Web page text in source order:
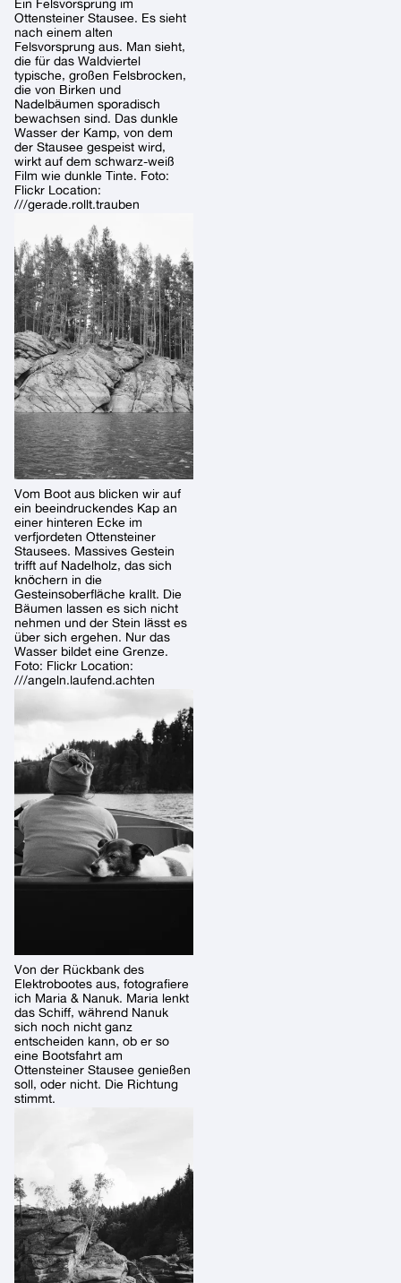
Ottensteiner Stausee. Es sieht
nach einem alten
Felsvorsprung aus. Man sieht,
die für das Waldviertel
typische, großen Felsbrocken,
die von Birken und
Nadelbäumen sporadisch
bewachsen sind. Das dunkle
Wasser der Kamp, von dem
der Stausee gespeist wird,
wirkt auf dem schwarz-weiß
Film wie dunkle Tinte. Foto:
Flickr Location:
///gerade.rollt.trauben
Vom Boot aus blicken wir auf
ein beeindruckendes Kap an
einer hinteren Ecke im
verfjordeten Ottensteiner
Stausees. Massives Gestein
trifft auf Nadelholz, das sich
knöchern in die
Gesteinsoberfläche krallt. Die
Bäumen lassen es sich nicht
nehmen und der Stein lässt es
über sich ergehen. Nur das
Wasser bildet eine Grenze.
Foto: Flickr Location:
///angeln.laufend.achten
Von der Rückbank des
Elektrobootes aus, fotografiere
ich Maria & Nanuk. Maria lenkt
das Schiff, während Nanuk
sich noch nicht ganz
entscheiden kann, ob er so
eine Bootsfahrt am
Ottensteiner Stausee genießen
soll, oder nicht. Die Richtung
stimmt.